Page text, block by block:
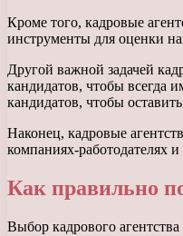
Кроме того, кадровые
инструменты для оценки
Другой важной задачей
кандидатов, чтобы всегда
кандидатов, чтобы
Наконец, кадровые
компаниях-работодателях
Как правильно
Выбор кадрового